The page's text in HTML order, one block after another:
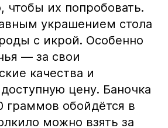
чтобы их попробовать.
украшением стола
с икрой. Особенно
— за свои
качества и
цену. Баночка
граммов обойдётся в
можно взять за